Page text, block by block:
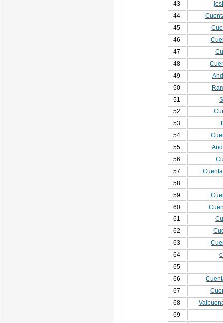
43
44
45
46
47
48
49
50
51
52
53
54
55
56
57
58
59
60
61
62
63
64
65
66
67
68
69